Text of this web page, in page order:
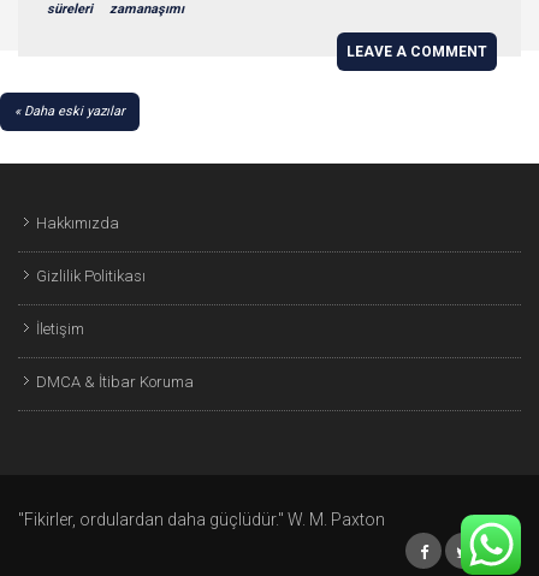
süreleri zamanaşımı
LEAVE A COMMENT
YAZI
Daha eski yazılar
Hakkımızda
Gizlilik Politikası
İletişim
DMCA & İtibar Koruma
"Fikirler, ordulardan daha güçlüdür." W. M. Paxton